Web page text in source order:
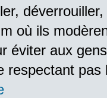
où ils
éviter aux
respectant pas